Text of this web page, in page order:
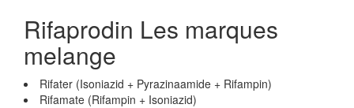
Rifaprodin Les marques
melange
Rifater (Isoniazid + Pyrazinaamide + Rifampin)
Rifamate (Rifampin + Isoniazid)